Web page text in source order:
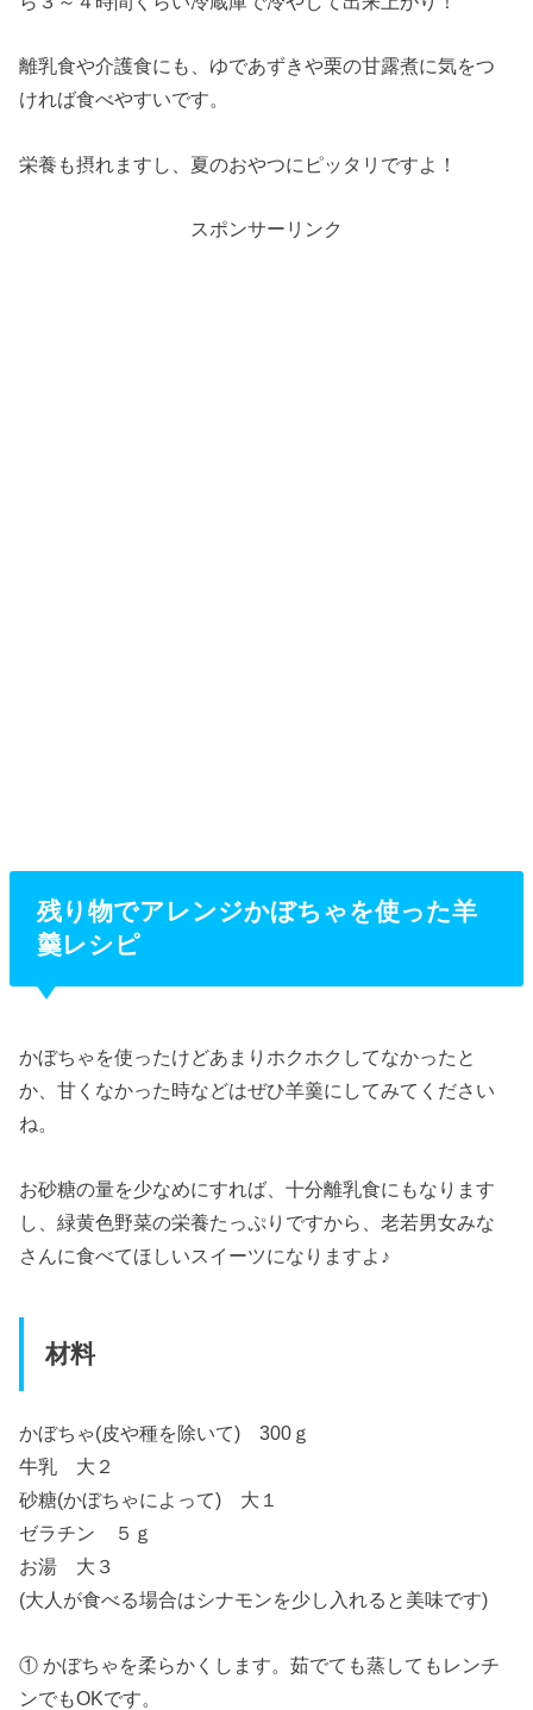
離乳食や介護食にも、ゆであずきや栗の甘露煮に気をつ
ければ食べやすいです。
栄養も摂れますし、夏のおやつにピッタリですよ！
スポンサーリンク
残り物でアレンジかぼちゃを使った羊
羹レシピ
かぼちゃを使ったけどあまりホクホクしてなかったと
か、甘くなかった時などはぜひ羊羹にしてみてください
ね。
お砂糖の量を少なめにすれば、十分離乳食にもなります
し、緑黄色野菜の栄養たっぷりですから、老若男女みな
さんに食べてほしいスイーツになりますよ♪
材料
かぼちゃ(皮や種を除いて) 300ｇ
牛乳 大２
砂糖(かぼちゃによって) 大１
ゼラチン ５ｇ
お湯 大３
(大人が食べる場合はシナモンを少し入れると美味です)
① かぼちゃを柔らかくします。茹でても蒸してもレンチ
ンでもOKです。